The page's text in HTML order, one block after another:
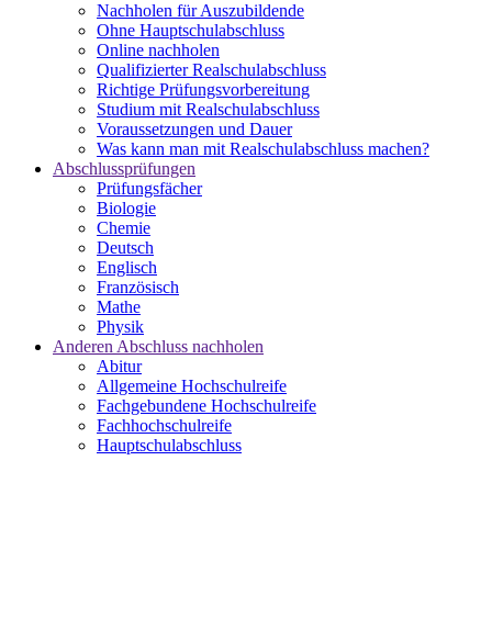
Nachholen für Auszubildende
Ohne Hauptschulabschluss
Online nachholen
Qualifizierter Realschulabschluss
Richtige Prüfungsvorbereitung
Studium mit Realschulabschluss
Voraussetzungen und Dauer
Was kann man mit Realschulabschluss machen?
Abschlussprüfungen
Prüfungsfächer
Biologie
Chemie
Deutsch
Englisch
Französisch
Mathe
Physik
Anderen Abschluss nachholen
Abitur
Allgemeine Hochschulreife
Fachgebundene Hochschulreife
Fachhochschulreife
Hauptschulabschluss